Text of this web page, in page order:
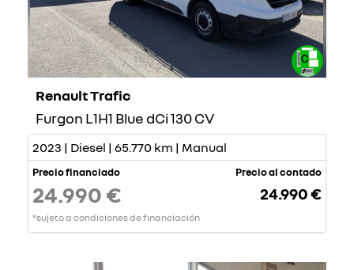
Renault Trafic
Furgon L1H1 Blue dCi 130 CV
2023 | Diesel | 65.770 km | Manual
Precio financiado
24.990 €
*sujeto a condiciones de financiación
Precio al contado
24.990 €